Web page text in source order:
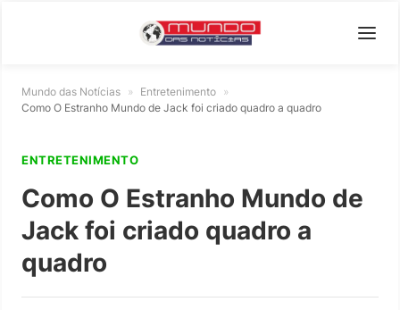
Mundo das Notícias » Entretenimento »
Como O Estranho Mundo de Jack foi criado quadro a quadro
ENTRETENIMENTO
Como O Estranho Mundo de
Jack foi criado quadro a
quadro